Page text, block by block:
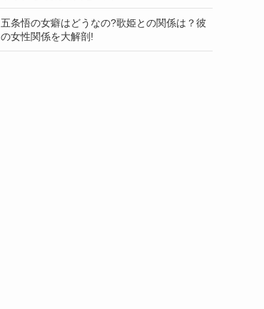
五条悟の女癖はどうなの?歌姫との関係は？彼
の女性関係を大解剖!